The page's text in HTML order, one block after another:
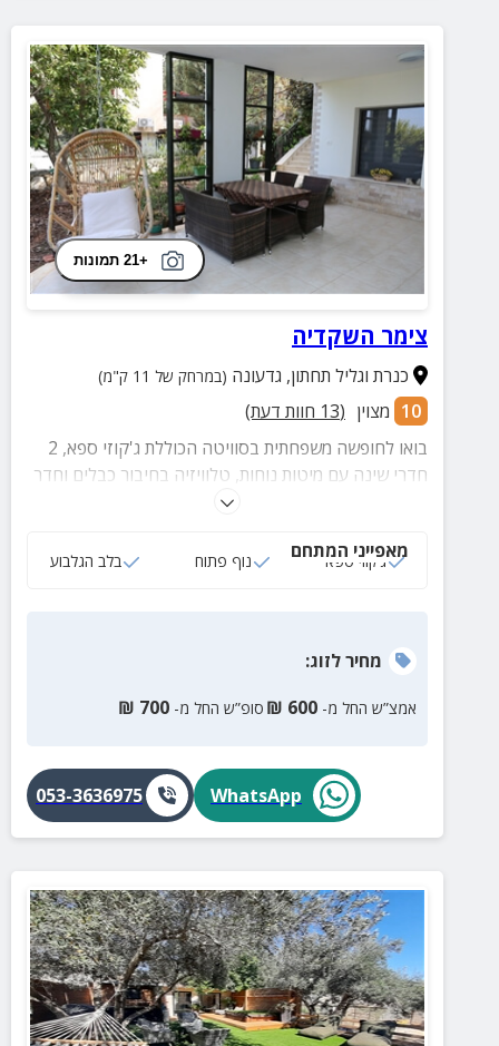
+21 תמונות
צימר השקדיה
כנרת וגליל תחתון, גדעונה (במרחק של 11 ק"מ)
10 מצוין (
13 חוות דעת)
בואו לחופשה משפחתית בסוויטה הכוללת ג'קוזי ספא, 2
חדרי שינה עם מיטות נוחות, טלוויזיה בחיבור כבלים וחדר
רחצה פרטי. לסוויטה מרפסת הצופה לנוף בלתי נשכח ובה
מאפייני המתחם
ג‘קוזי ספא נוף פתוח בלב הגלבוע
מחירלזוג:
אמצ”ש החל מ- 600
₪ סופ”ש החל מ- 700
₪
WhatsApp
053-3636975